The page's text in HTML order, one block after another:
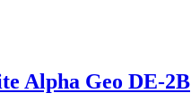
Alpha Geo DE-2B